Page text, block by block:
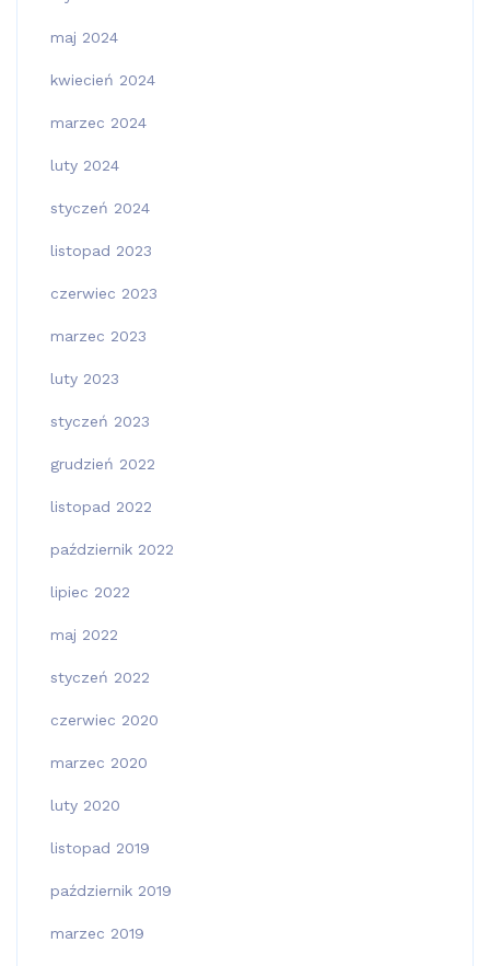
maj 2024
kwiecień 2024
marzec 2024
luty 2024
styczeń 2024
listopad 2023
czerwiec 2023
marzec 2023
luty 2023
styczeń 2023
grudzień 2022
listopad 2022
październik 2022
lipiec 2022
maj 2022
styczeń 2022
czerwiec 2020
marzec 2020
luty 2020
listopad 2019
październik 2019
marzec 2019